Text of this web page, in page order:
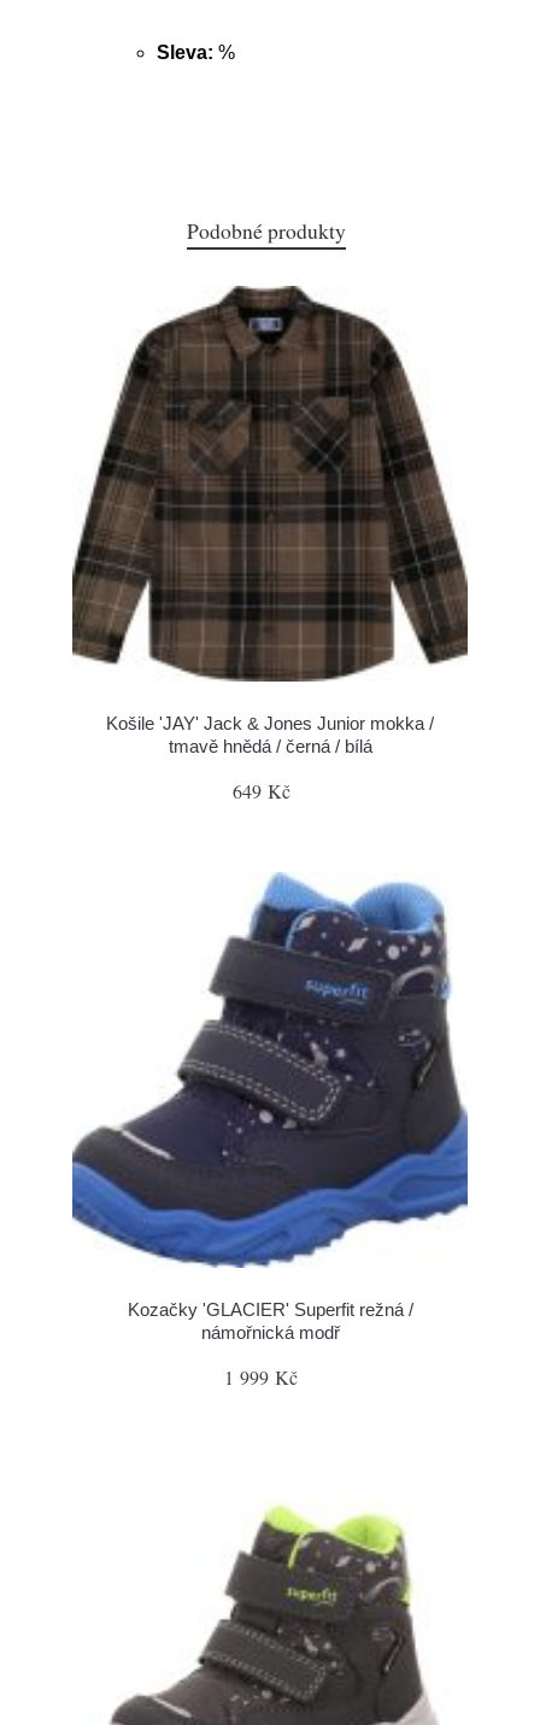
Sleva: %
Podobné produkty
Košile 'JAY' Jack & Jones Junior mokka /
tmavě hnědá / černá / bílá
649 Kč
Kozačky 'GLACIER' Superfit režná /
námořnická modř
1 999 Kč